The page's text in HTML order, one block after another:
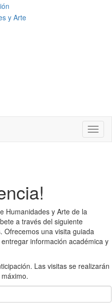
Humanidades y Arte de la
a través del siguiente
Ofrecemos una visita guiada
información académica y
Las visitas se realizarán